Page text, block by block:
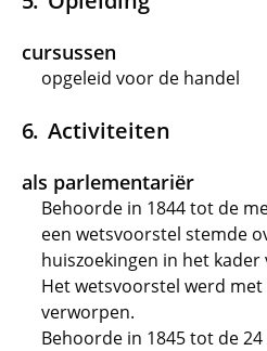
cursussen
opgeleid voor de handel
Activiteiten
als parlementariër
Behoorde in 1844 tot de
een wetsvoorstel stemde
huiszoekingen in het kader
Het wetsvoorstel werd
verworpen.
Behoorde in 1845 tot de